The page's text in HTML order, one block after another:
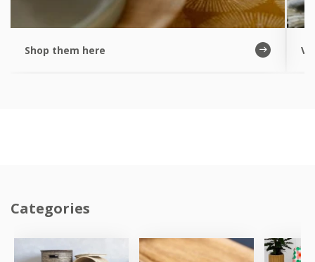
Shop them here
Categories